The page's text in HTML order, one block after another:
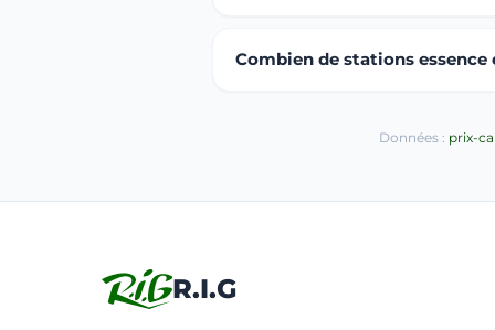
Combien de stations
Données : prix-
R.I.G